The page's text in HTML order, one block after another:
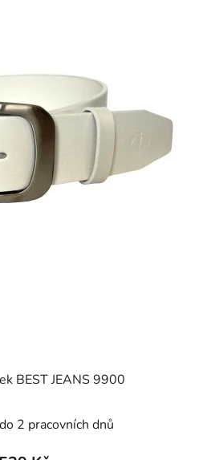
BEST JEANS 9900
2 pracovních dnů